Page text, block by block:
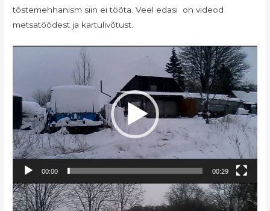
tõstemehhanism siin ei tööta. Veel edasi on videod
metsatöödest ja kartulivõtust.
00:00 00:29
Videoesitaja